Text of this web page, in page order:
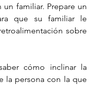
familiar. Prepare un
que su familiar le
sobre
cómo inclinar la
la persona con la que